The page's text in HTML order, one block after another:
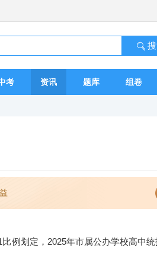
考 资讯 题库 组卷
例划定，2025年市属公办学校高中